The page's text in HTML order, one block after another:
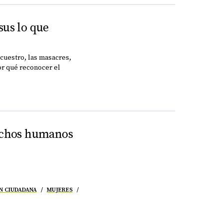
lo que
las masacres,
qué reconocer el
humanos
CIUDADANA MUJERES